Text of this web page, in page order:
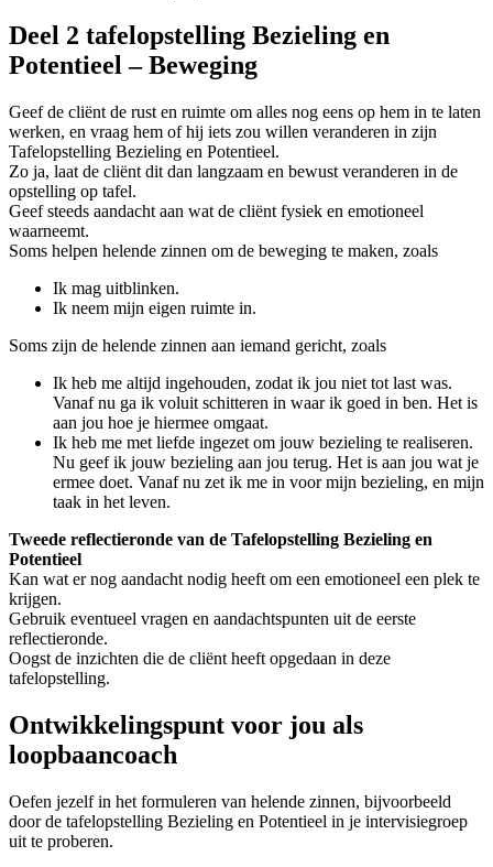
Deel 2 tafelopstelling Bezieling en
Potentieel – Beweging
Geef de cliënt de rust en ruimte om alles nog eens op hem in te laten
werken, en vraag hem of hij iets zou willen veranderen in zijn
Tafelopstelling Bezieling en Potentieel.
Zo ja, laat de cliënt dit dan langzaam en bewust veranderen in de
opstelling op tafel.
Geef steeds aandacht aan wat de cliënt fysiek en emotioneel
waarneemt.
Soms helpen helende zinnen om de beweging te maken, zoals
Ik mag uitblinken.
Ik neem mijn eigen ruimte in.
Soms zijn de helende zinnen aan iemand gericht, zoals
Ik heb me altijd ingehouden, zodat ik jou niet tot last was.
Vanaf nu ga ik voluit schitteren in waar ik goed in ben. Het is
aan jou hoe je hiermee omgaat.
Ik heb me met liefde ingezet om jouw bezieling te realiseren.
Nu geef ik jouw bezieling aan jou terug. Het is aan jou wat je
ermee doet. Vanaf nu zet ik me in voor mijn bezieling, en mijn
taak in het leven.
Tweede reflectieronde van de Tafelopstelling Bezieling en
Potentieel
Kan wat er nog aandacht nodig heeft om een emotioneel een plek te
krijgen.
Gebruik eventueel vragen en aandachtspunten uit de eerste
reflectieronde.
Oogst de inzichten die de cliënt heeft opgedaan in deze
tafelopstelling.
Ontwikkelingspunt voor jou als
loopbaancoach
Oefen jezelf in het formuleren van helende zinnen, bijvoorbeeld
door de tafelopstelling Bezieling en Potentieel in je intervisiegroep
uit te proberen.